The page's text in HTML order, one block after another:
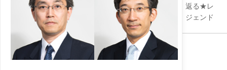
返る★レ
ジェンド